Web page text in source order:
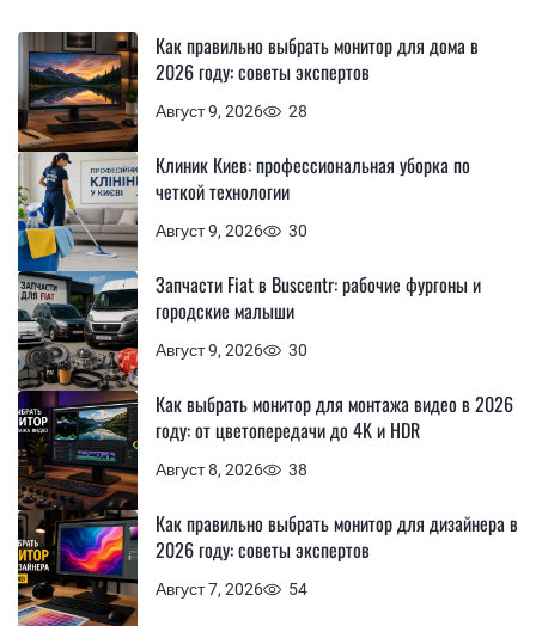
Август 9, 2026 28
Как правильно выбрать монитор для дома в
2026 году: советы экспертов
Август 9, 2026 30
Клиник Киев: профессиональная уборка по
четкой технологии
Август 9, 2026 30
Запчасти Fiat в Buscentr: рабочие фургоны и
городские малыши
Август 8, 2026 38
Как выбрать монитор для монтажа видео в 2026
году: от цветопередачи до 4K и HDR
Август 7, 2026 54
Как правильно выбрать монитор для дизайнера в
2026 году: советы экспертов